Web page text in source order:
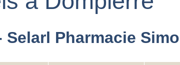
Pharmacie